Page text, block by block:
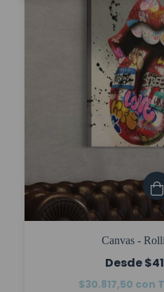
Canvas -
$30.817,50 con